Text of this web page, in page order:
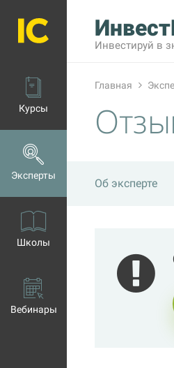
Курсы
Эксперты
Школы
Вебинары
Инвестируй в
Главная
Об эксперте